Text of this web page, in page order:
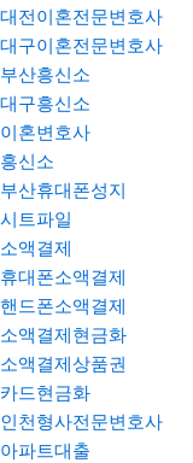
대전이혼전문변호사
대구이혼전문변호사
부산흥신소
대구흥신소
이혼변호사
흥신소
부산휴대폰성지
시트파일
소액결제
휴대폰소액결제
핸드폰소액결제
소액결제현금화
소액결제상품권
카드현금화
인천형사전문변호사
아파트대출